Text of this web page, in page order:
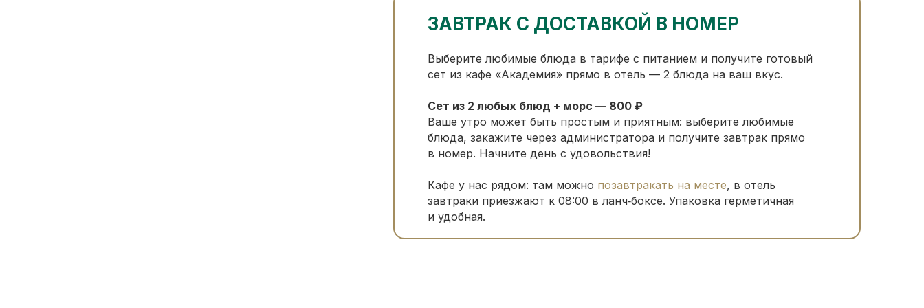
Выберите любимые блюда в тарифе с питанием и получите готовый
сет из кафе «Академия» прямо в отель — 2 блюда на ваш вкус.
Сет из 2 любых блюд + морс — 800 ₽
Ваше утро может быть простым и приятным: выберите любимые
блюда, закажите через администратора и получите завтрак прямо
в номер. Начните день с удовольствия!
Кафе у нас рядом: там можно позавтракать на месте, в отель
завтраки приезжают к 08:00 в ланч‑боксе. Упаковка герметичная
и удобная.
ЗАВТРАК С ДОСТАВКОЙ В НОМЕР